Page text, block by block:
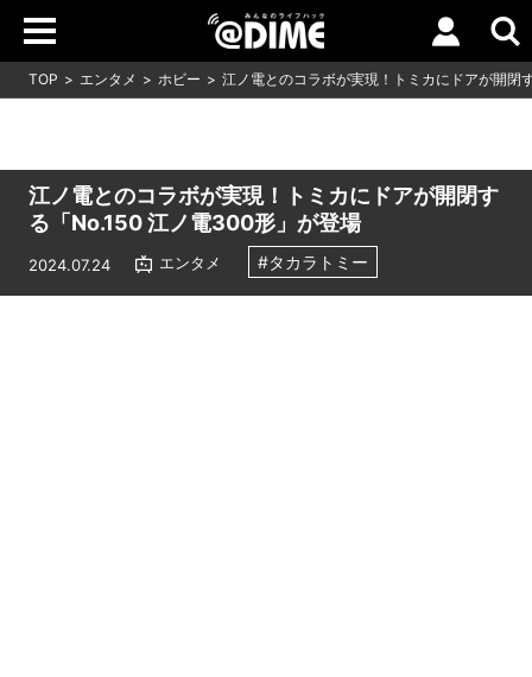
TOP エンタメ ホビー 江ノ電とのコラボが実現！トミカにドアが開閉
江ノ電とのコラボが実現！トミカにドアが開閉す
る「No.150 江ノ電300形」が登場
2024.07.24 エンタメ #タカラトミー